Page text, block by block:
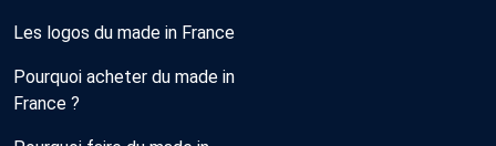
Les logos du made in France
Pourquoi acheter du made in
France ?